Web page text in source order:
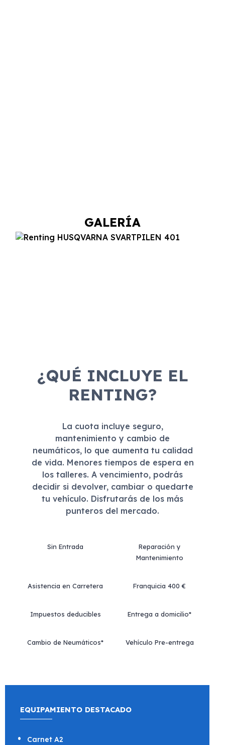
GALERÍA
¿QUÉ INCLUYE EL
RENTING?
La cuota incluye seguro,
mantenimiento y cambio de
neumáticos, lo que aumenta tu calidad
de vida. Menores tiempos de espera en
los talleres. A vencimiento, podrás
decidir si devolver, cambiar o quedarte
tu vehículo. Disfrutarás de los más
punteros del mercado.
Sin Entrada
Reparación y
Mantenimiento
Asistencia en Carretera Franquicia 400 €
Impuestos deducibles Entrega a domicilio*
Cambio de Neumáticos* Vehículo Pre-entrega
EQUIPAMIENTO DESTACADO
Carnet A2